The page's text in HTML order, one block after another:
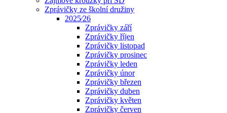
Zprávičky ze školní družiny
2025⁄26
Zprávičky září
Zprávičky říjen
Zprávičky listopad
Zprávičky prosinec
Zprávičky leden
Zprávičky únor
Zprávičky březen
Zprávičky duben
Zprávičky květen
Zprávičky červen